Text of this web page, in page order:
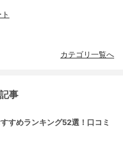
カテゴリ一覧へ
事
すめランキング52選！口コミ